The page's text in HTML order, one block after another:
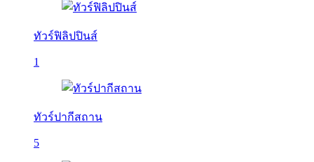
ทัวร์ฟิลิปปินส์
1
ทัวร์ปากีสถาน
5